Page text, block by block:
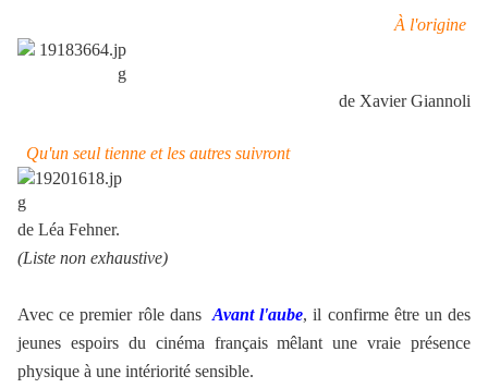
À l'origine
de Xavier Giannoli
Qu'un seul tienne et les autres suivront
de Léa Fehner.
(Liste non exhaustive)
Avec ce premier rôle dans Avant l'aube, il confirme être un des
jeunes espoirs du cinéma français mêlant une vraie présence
physique à une intériorité sensible.